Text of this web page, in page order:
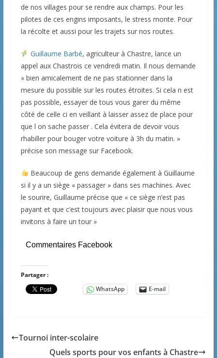
de nos villages pour se rendre aux champs. Pour les
pilotes de ces engins imposants, le stress monte. Pour
la récolte et aussi pour les trajets sur nos routes.
Guillaume Barbé, agriculteur à Chastre, lance un
appel aux Chastrois ce vendredi matin. Il nous demande
« bien amicalement de ne pas stationner dans la
mesure du possible sur les routes étroites. Si cela n est
pas possible, essayer de tous vous garer du même
côté de celle ci en veillant à laisser assez de place pour
que l on sache passer . Cela évitera de devoir vous
rhabiller pour bouger votre voiture à 3h du matin. »
précise son message sur Facebook.
Beaucoup de gens demande également à Guillaume
si il y a un siège « passager » dans ses machines. Avec
le sourire, Guillaume précise que « ce siège n’est pas
payant et que c’est toujours avec plaisir que nous vous
invitons à faire un tour »
Commentaires Facebook
Partager :
WhatsApp
E-mail
Tournoi inter-scolaire
Quels sports pour vos enfants à Chastre